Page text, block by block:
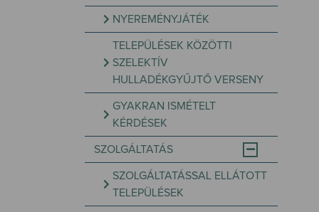
NYEREMÉNYJÁTÉK
TELEPÜLÉSEK KÖZÖTTI
SZELEKTÍV
HULLADÉKGYŰJTŐ VERSENY
GYAKRAN ISMÉTELT
KÉRDÉSEK
SZOLGÁLTATÁS
SZOLGÁLTATÁSSAL ELLÁTOTT
TELEPÜLÉSEK